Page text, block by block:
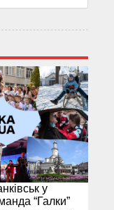
у
“Галки”